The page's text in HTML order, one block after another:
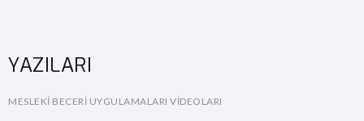
YAZILARI
MESLEKI BECERI UYGULAMALARI VIDEOLARI